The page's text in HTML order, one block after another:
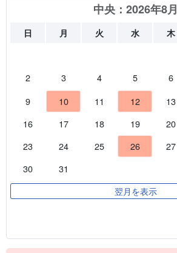
中央：2026年8月
日 月 火 水 木
2
3 4 5 6
9
10 11 12 13
16
17 18 19 20
23
24 25 26 27
30
31
翌月を表示